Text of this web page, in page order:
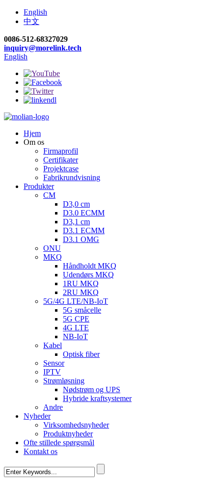
English
中文
0086-512-68327029
inquiry@morelink.tech
English
Hjem
Om os
Firmaprofil
Certifikater
Projektcase
Fabrikrundvisning
Produkter
CM
D3,0 cm
D3.0 ECMM
D3,1 cm
D3.1 ECMM
D3.1 OMG
ONU
MKQ
Håndholdt MKQ
Udendørs MKQ
1RU MKQ
2RU MKQ
5G/4G LTE/NB-IoT
5G småcelle
5G CPE
4G LTE
NB-IoT
Kabel
Optisk fiber
Sensor
IPTV
Strømløsning
Nødstrøm og UPS
Hybride kraftsystemer
Andre
Nyheder
Virksomhedsnyheder
Produktnyheder
Ofte stillede spørgsmål
Kontakt os